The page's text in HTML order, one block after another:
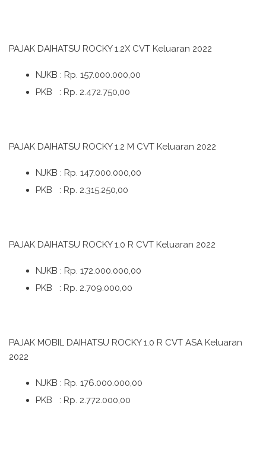
PAJAK DAIHATSU ROCKY 1.2X CVT Keluaran 2022
NJKB : Rp. 157.000.000,00
PKB : Rp. 2.472.750,00
PAJAK DAIHATSU ROCKY 1.2 M CVT Keluaran 2022
NJKB : Rp. 147.000.000,00
PKB : Rp. 2.315.250,00
PAJAK DAIHATSU ROCKY 1.0 R CVT Keluaran 2022
NJKB : Rp. 172.000.000,00
PKB : Rp. 2.709.000,00
PAJAK MOBIL DAIHATSU ROCKY 1.0 R CVT ASA Keluaran
2022
NJKB : Rp. 176.000.000,00
PKB : Rp. 2.772.000,00